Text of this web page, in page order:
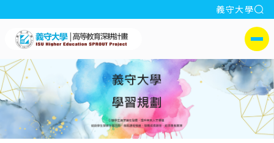
:::
義守大學
義守大學義守大學高教深耕計
側選單